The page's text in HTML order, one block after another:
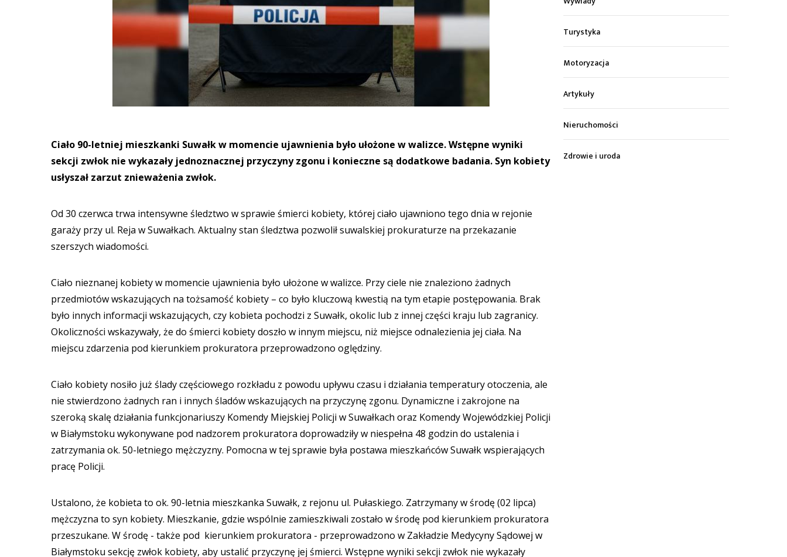
Ciało 90-letniej mieszkanki Suwałk w momencie ujawnienia było ułożone w walizce. Wstępne wyniki
sekcji zwłok nie wykazały jednoznacznej przyczyny zgonu i konieczne są dodatkowe badania. Syn kobiety
usłyszał zarzut znieważenia zwłok.
Od 30 czerwca trwa intensywne śledztwo w sprawie śmierci kobiety, której ciało ujawniono tego dnia w rejonie
garaży przy ul. Reja w Suwałkach. Aktualny stan śledztwa pozwolił suwalskiej prokuraturze na przekazanie
szerszych wiadomości.
Ciało nieznanej kobiety w momencie ujawnienia było ułożone w walizce. Przy ciele nie znaleziono żadnych
przedmiotów wskazujących na tożsamość kobiety – co było kluczową kwestią na tym etapie postępowania. Brak
było innych informacji wskazujących, czy kobieta pochodzi z Suwałk, okolic lub z innej części kraju lub zagranicy.
Okoliczności wskazywały, że do śmierci kobiety doszło w innym miejscu, niż miejsce odnalezienia jej ciała. Na
miejscu zdarzenia pod kierunkiem prokuratora przeprowadzono oględziny.
Ciało kobiety nosiło już ślady częściowego rozkładu z powodu upływu czasu i działania temperatury otoczenia, ale
nie stwierdzono żadnych ran i innych śladów wskazujących na przyczynę zgonu. Dynamiczne i zakrojone na
szeroką skalę działania funkcjonariuszy Komendy Miejskiej Policji w Suwałkach oraz Komendy Wojewódzkiej Policji
w Białymstoku wykonywane pod nadzorem prokuratora doprowadziły w niespełna 48 godzin do ustalenia i
zatrzymania ok. 50-letniego mężczyzny. Pomocna w tej sprawie była postawa mieszkańców Suwałk wspierających
pracę Policji.
Ustalono, że kobieta to ok. 90-letnia mieszkanka Suwałk, z rejonu ul. Pułaskiego. Zatrzymany w środę (02 lipca)
mężczyzna to syn kobiety. Mieszkanie, gdzie wspólnie zamieszkiwali zostało w środę pod kierunkiem prokuratora
przeszukane. W środę - także pod kierunkiem prokuratora - przeprowadzono w Zakładzie Medycyny Sądowej w
Białymstoku sekcję zwłok kobiety, aby ustalić przyczynę jej śmierci. Wstępne wyniki sekcji zwłok nie wykazały
Turystyka
Motoryzacja
Artykuły
Nieruchomości
Zdrowie i uroda